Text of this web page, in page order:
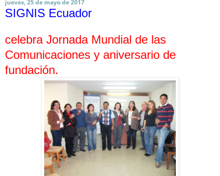
jueves, 25 de mayo de 2017
SIGNIS Ecuador
celebra Jornada Mundial de las
Comunicaciones y aniversario de
fundación.